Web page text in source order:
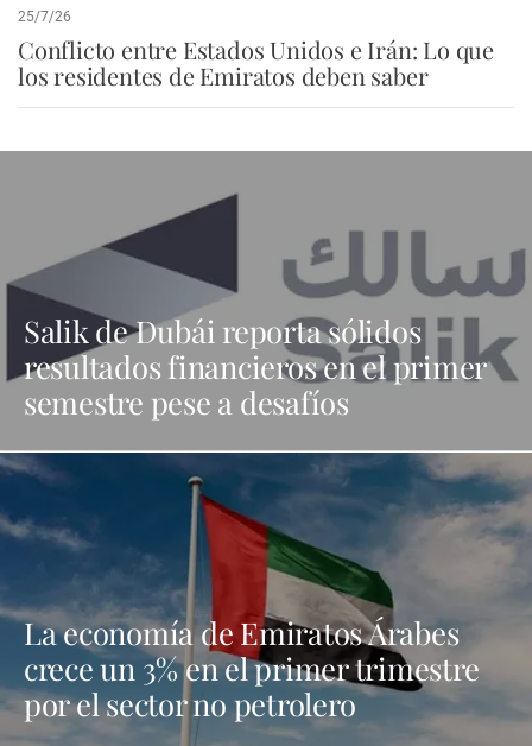
25/7/26
Conflicto entre Estados Unidos e Irán: Lo que
los residentes de Emiratos deben saber
Salik de Dubái reporta sólidos
resultados financieros en el primer
semestre pese a desafíos
La economía de Emiratos Árabes
crece un 3% en el primer trimestre
por el sector no petrolero